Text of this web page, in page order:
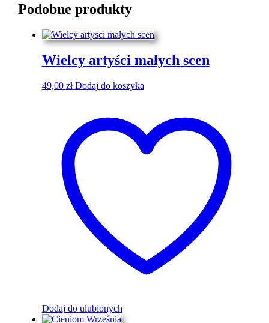
Podobne produkty
Wielcy artyści małych scen
49,00 zł Dodaj do koszyka
Dodaj do ulubionych